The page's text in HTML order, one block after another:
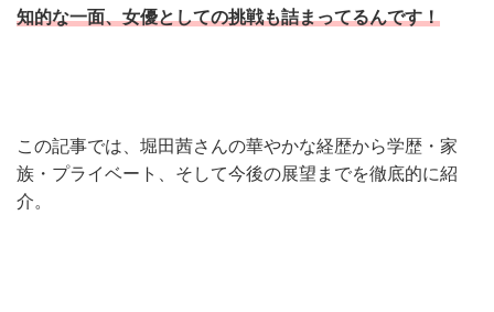
知的な一面、女優としての挑戦も詰まってるんです！
この記事では、堀田茜さんの華やかな経歴から学歴・家
族・プライベート、そして今後の展望までを徹底的に紹
介。